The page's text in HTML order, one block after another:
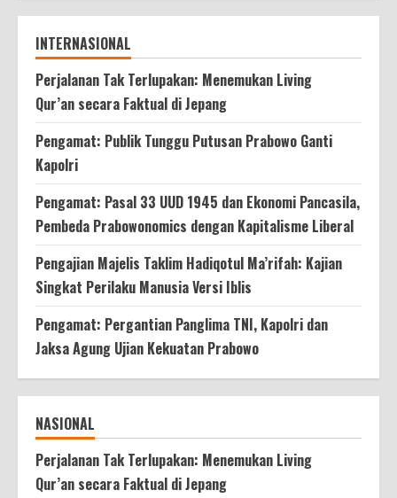
INTERNASIONAL
Perjalanan Tak Terlupakan: Menemukan Living
Qur’an secara Faktual di Jepang
Pengamat: Publik Tunggu Putusan Prabowo Ganti
Kapolri
Pengamat: Pasal 33 UUD 1945 dan Ekonomi Pancasila,
Pembeda Prabowonomics dengan Kapitalisme Liberal
Pengajian Majelis Taklim Hadiqotul Ma’rifah: Kajian
Singkat Perilaku Manusia Versi Iblis
Pengamat: Pergantian Panglima TNI, Kapolri dan
Jaksa Agung Ujian Kekuatan Prabowo
NASIONAL
Perjalanan Tak Terlupakan: Menemukan Living
Qur’an secara Faktual di Jepang